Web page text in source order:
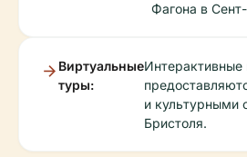
Фагона в
Виртуальные
туры:
Интерактивные
и культурными
Бристоля.